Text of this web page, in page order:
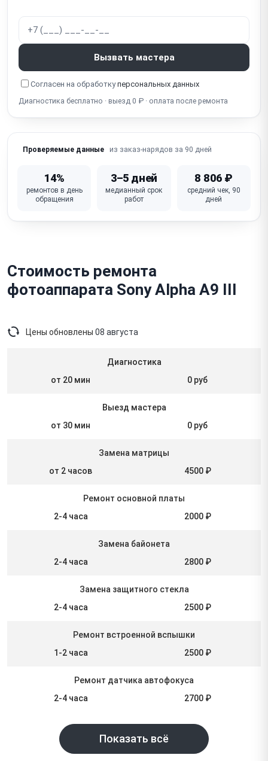
Не работает / не читает карта памяти (SD,
CFexpress)
Не работает / не заряжается аккумулятор (USB-C,
Не работает встроенная вспышка (не выдвигается,
Не работает Wi-Fi / Bluetooth (передача фото,
Попадание влаги / конденсат / окисление
(нарушена защита)
Посторонний шум / стук при работе (затвор, привод,
Вызвать мастера
Согласен на обработкуперсональных данных
Диагностика бесплатно · выезд 0 ₽ · оплата после ремонта
Проверяемые данные из заказ-нарядов за 90 дней
14%
ремонтов в день
обращения
3–5 дней
медианный срок
работ
8 806 ₽
средний чек, 90
дней
Стоимость ремонта
фотоаппарата Sony Alpha A9 III
Цены обновлены 08 августа
Диагностика
от 20 мин
0 руб
Выезд мастера
от 30 мин
0 руб
Замена матрицы
от 2 часов
4500 ₽
Ремонт основной платы
2-4 часа
2000 ₽
Замена байонета
2-4 часа
2800 ₽
Замена защитного стекла
2-4 часа
2500 ₽
Ремонт встроенной вспышки
1-2 часа
2500 ₽
Ремонт датчика автофокуса
2-4 часа
2700 ₽
Показать всё